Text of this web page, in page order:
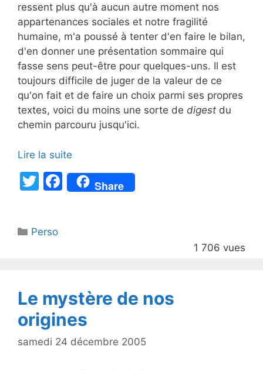
ressent plus qu'à aucun autre moment nos
appartenances sociales et notre fragilité
humaine, m'a poussé à tenter d'en faire le bilan,
d'en donner une présentation sommaire qui
fasse sens peut-être pour quelques-uns. Il est
toujours difficile de juger de la valeur de ce
qu'on fait et de faire un choix parmi ses propres
textes, voici du moins une sorte de digest du
chemin parcouru jusqu'ici.
Lire la suite
T
er
F
a
o
k
Share
Catégories
Perso
1 706 vues
Le mystère de nos
origines
samedi 24 décembre 2005